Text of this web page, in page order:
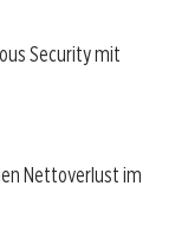
Security mit
Nettoverlust im